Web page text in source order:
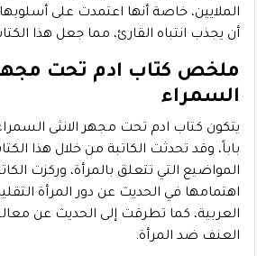
الملايين، خاصة أنها اعتمدت على
أن يجذب انتباه القارئ، مما جعل هذا
ملخص كتاب ادم تحت مجهر
السمراء
يتكون كتاب ادم تحت مجهر الانثى
باباً، وقد تحدثت الكاتبة من خلال هذا
المواضيع التي تتعلق بالمرأة، وركزت
اهتمامها في الحديث عن دور المرأة
العربية، كما تطرقت إلى الحديث عن
العنف ضد المرأة.